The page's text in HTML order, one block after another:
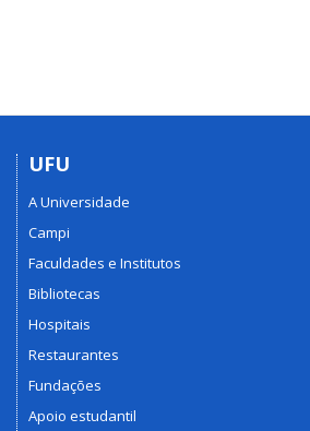
UFU
A Universidade
Campi
Faculdades e Institutos
Bibliotecas
Hospitais
Restaurantes
Fundações
Apoio estudantil